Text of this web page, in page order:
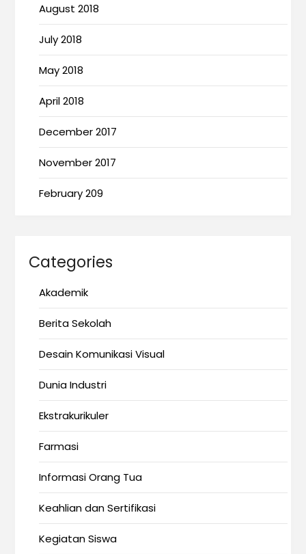
August 2018
July 2018
May 2018
April 2018
December 2017
November 2017
February 209
Categories
Akademik
Berita Sekolah
Desain Komunikasi Visual
Dunia Industri
Ekstrakurikuler
Farmasi
Informasi Orang Tua
Keahlian dan Sertifikasi
Kegiatan Siswa